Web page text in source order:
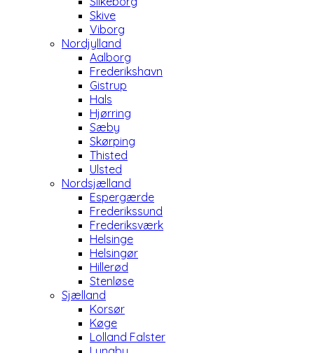
Skive
Viborg
Nordjylland
Aalborg
Frederikshavn
Gistrup
Hals
Hjørring
Sæby
Skørping
Thisted
Ulsted
Nordsjælland
Espergærde
Frederikssund
Frederiksværk
Helsinge
Helsingør
Hillerød
Stenløse
Sjælland
Korsør
Køge
Lolland Falster